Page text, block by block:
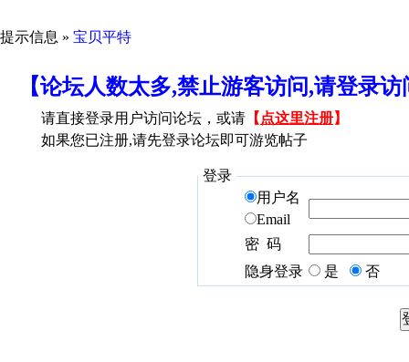
提示信息 » 宝贝平特
【论坛人数太多,禁止游客访问,请登录
请直接登录用户访问论坛，或请 【 点这里注册】
如果您已注册,请先登录论坛即可游览帖子
登录
用户名
Email
密 码
隐身登录
是 否